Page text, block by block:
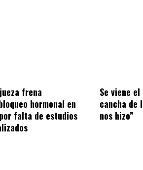
frena
hormonal en
falta de estudios
Se viene
cancha de
nos hizo”